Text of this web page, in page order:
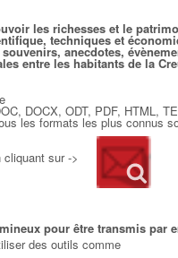
les richesses et le
techniques et
anecdotes,
entre les habitants de la
DOCX, ODT, PDF, HTML,
les formats les plus connus
sur ->
pour être transmis par
des outils comme